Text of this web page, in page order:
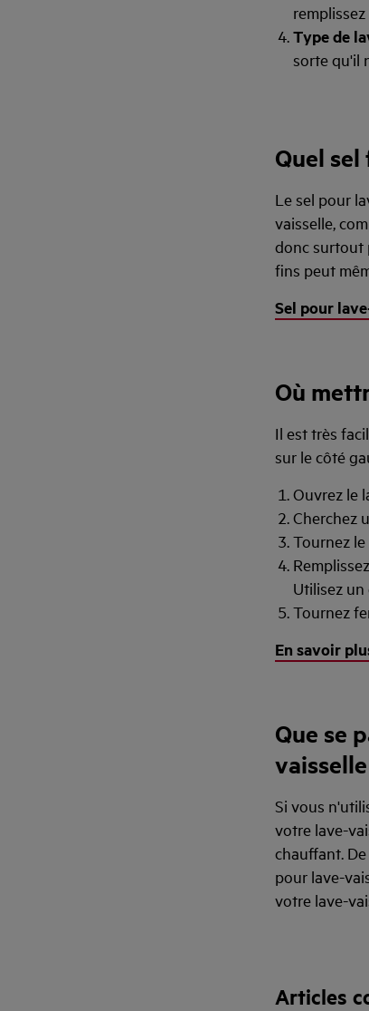
Type de
sorte qu'il
Quel
Le sel pour
vaisselle,
donc surtout
fins peut
Sel pour
Où
Il est très
sur le côté
Ouvrez le
Cherchez
Tournez
Utilisez
Tournez
En savoir
Que se
Si vous
votre lave-
chauffant.
pour lave-
votre lave-
Articles